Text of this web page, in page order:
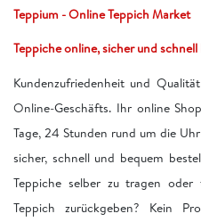
Teppium - Online Teppich Market
Teppiche online, sicher und
Kundenzufriedenheit und
Online-Geschäfts. Ihr online
Tage, 24 Stunden rund um die
sicher, schnell und bequem
Teppiche selber zu tragen
Teppich zurückgeben? Kein